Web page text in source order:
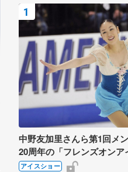
中野友加里さんら第1回メ
20周年の「フレンズオン
さん、有川梨絵さん、田村
アイスショー